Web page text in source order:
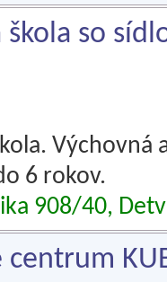
škola so
Výchovná
6 rokov.
908/40,
centrum